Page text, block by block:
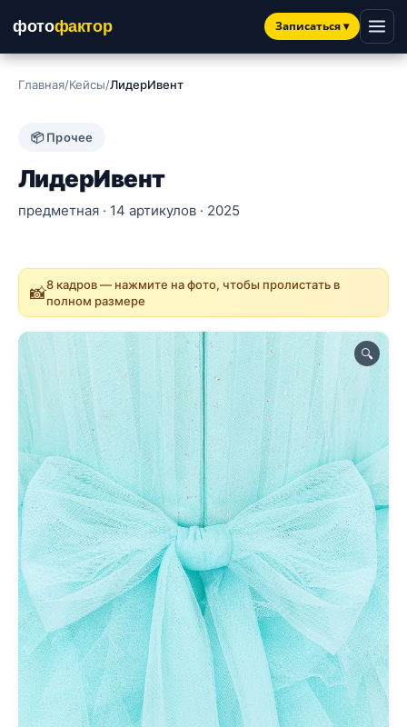
фотофактор Записаться▾
Главная/Кейсы/ЛидерИвент
📦 Прочее
ЛидерИвент
предметная · 14 артикулов · 2025
📸8 кадров — нажмите на фото, чтобы пролистать в
полном размере
🔍